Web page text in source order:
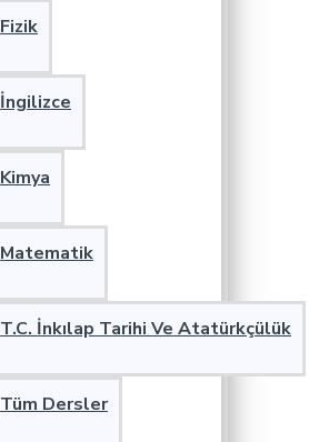
Fizik
İngilizce
Kimya
Matematik
T.C. İnkılap Tarihi Ve Atatürkçülük
Tüm Dersler